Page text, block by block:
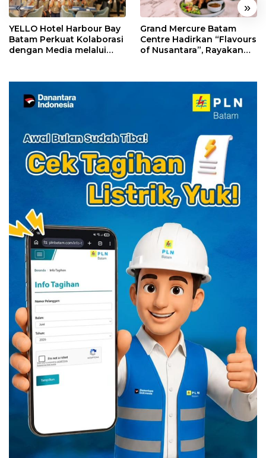
« »
YELLO Hotel Harbour Bay
Batam Perkuat Kolaborasi
dengan Media melalui
Grand Mercure Batam
Centre Hadirkan “Flavours
of Nusantara”, Rayakan